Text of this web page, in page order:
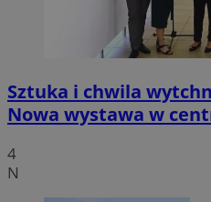
Sztuka i chwila
Nowa wystawa w
4
N